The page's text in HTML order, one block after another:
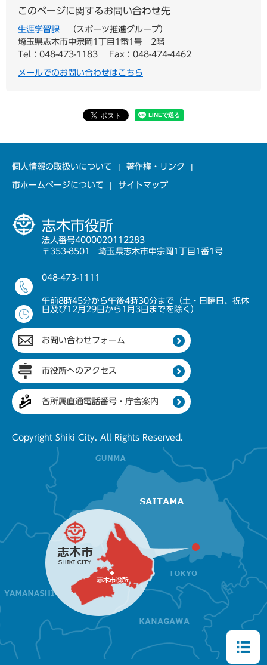
このページに関するお問い合わせ先
生涯学習課
スポーツ推進グループ
埼玉県志木市中宗岡1丁目1番1号 2階
Tel：048-473-1183
Fax：048-474-4462
メールでのお問い合わせはこちら
個人情報の取扱いについて 著作権・リンク
市ホームページについて サイトマップ
志木市役所
法人番号4000020112283
〒353-8501 埼玉県志木市中宗岡1丁目1番1号
048-473-1111
午前8時45分から午後4時30分まで（土・日曜日、祝休
日及び12月29日から1月3日までを除く）
お問い合わせフォーム
市役所へのアクセス
各所属直通電話番号・庁舎案内
Copyright Shiki City. All Rights Reserved.